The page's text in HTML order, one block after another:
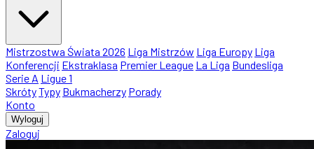
Mistrzostwa Świata 2026 Liga Mistrzów Liga Europy Liga
Konferencji Ekstraklasa Premier League La Liga Bundesliga
Serie A Ligue 1
SkrótyTypy Bukmacherzy Porady
Konto
Wyloguj
Zaloguj